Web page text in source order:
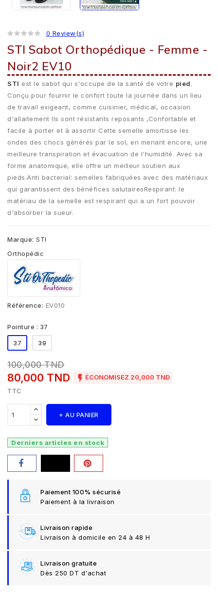
0 Review(s)
STI Sabot Orthopédique - Femme -
Noir2 EV10
STI est le sabot qui s'occupe de la santé de votre pied.
Conçu pour fournir le confort toute la journée dans un lieu
de travail exigeant, comme cuisinier, médical, occasion
d'allaitement Ils sont résistants reposants ,Confortable et
facile à porter et à assortir Cette semelle amortisse les
ondes des chocs générés par le sol, en menant encore, une
meilleure transpiration et évacuation de l'humidité. Avec sa
forme anatomique, elle offre un meilleur soutien aux
pieds.Anti bacterial: semelles fabriquées avec des matériaux
qui garantissent des bénéfices salutairesRespirant: le
matériau de la semelle est respirant qui a un fort pouvoir
d'absorber la sueur.
Marque: STI
Orthopédic
Référence: EV010
Pointure : 37
37 39
100,000 TND
80,000 TND  ÉCONOMISEZ 20,000 TND
TTC
+ AU PANIER
Derniers articles en stock
Paiement 100% sécurisé
Paiement à la livraison
Livraison rapide
Livraison à domicile en 24 à 48 H
Livraison gratuite
Dès 250 DT d'achat